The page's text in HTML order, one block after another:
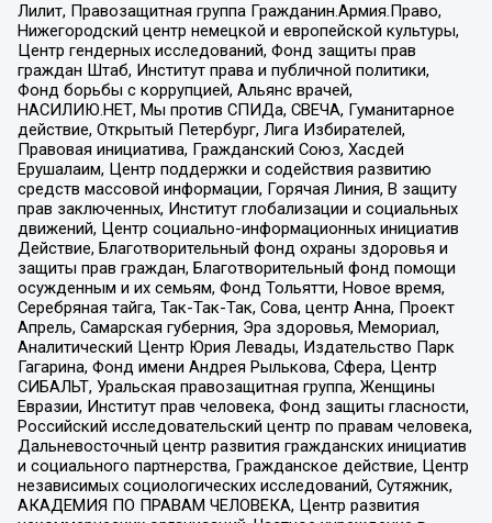
Лилит, Правозащитная группа Гражданин.Армия.Право,
Нижегородский центр немецкой и европейской культуры,
Центр гендерных исследований, Фонд защиты прав
граждан Штаб, Институт права и публичной политики,
Фонд борьбы с коррупцией, Альянс врачей,
НАСИЛИЮ.НЕТ, Мы против СПИДа, СВЕЧА, Гуманитарное
действие, Открытый Петербург, Лига Избирателей,
Правовая инициатива, Гражданский Союз, Хасдей
Ерушалаим, Центр поддержки и содействия развитию
средств массовой информации, Горячая Линия, В защиту
прав заключенных, Институт глобализации и социальных
движений, Центр социально-информационных инициатив
Действие, Благотворительный фонд охраны здоровья и
защиты прав граждан, Благотворительный фонд помощи
осужденным и их семьям, Фонд Тольятти, Новое время,
Серебряная тайга, Так-Так-Так, Сова, центр Анна, Проект
Апрель, Самарская губерния, Эра здоровья, Мемориал,
Аналитический Центр Юрия Левады, Издательство Парк
Гагарина, Фонд имени Андрея Рылькова, Сфера, Центр
СИБАЛЬТ, Уральская правозащитная группа, Женщины
Евразии, Институт прав человека, Фонд защиты гласности,
Российский исследовательский центр по правам человека,
Дальневосточный центр развития гражданских инициатив
и социального партнерства, Гражданское действие, Центр
независимых социологических исследований, Сутяжник,
АКАДЕМИЯ ПО ПРАВАМ ЧЕЛОВЕКА, Центр развития